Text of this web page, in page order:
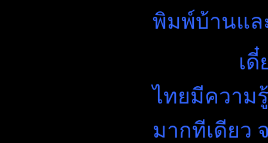
พิมพ์บ้านแล
เดี๋ยวนี้
ไทยมีความ
มากทีเดียว